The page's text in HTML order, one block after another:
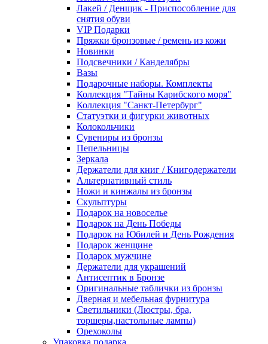
Лакей / Денщик - Приспособление для
снятия обуви
VIP Подарки
Пряжки бронзовые / ремень из кожи
Новинки
Подсвечники / Канделябры
Вазы
Подарочные наборы. Комплекты
Коллекция "Тайны Карибского моря"
Коллекция "Санкт-Петербург"
Статуэтки и фигурки животных
Колокольчики
Сувениры из бронзы
Пепельницы
Зеркала
Держатели для книг / Книгодержатели
Альтернативный стиль
Ножи и кинжалы из бронзы
Скульптуры
Подарок на новоселье
Подарок на День Победы
Подарок на Юбилей и День Рождения
Подарок женщине
Подарок мужчине
Держатели для украшений
Антисептик в Бронзе
Оригинальные таблички из бронзы
Дверная и мебельная фурнитура
Светильники (Люстры, бра,
торшеры,настольные лампы)
Орехоколы
Упаковка подарка